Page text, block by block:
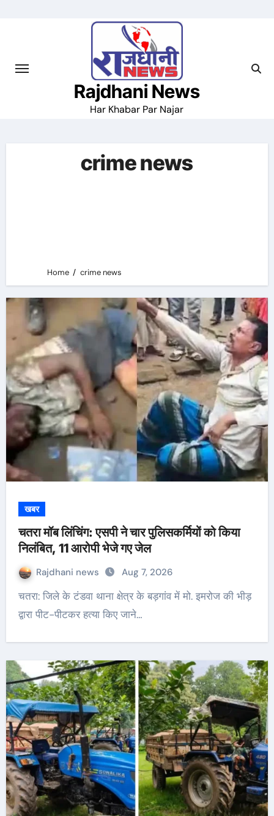
Rajdhani News
Har Khabar Par Najar
crime news
Home crime news
खबर
चतरा मॉब लिंचिंग: एसपी ने चार पुलिसकर्मियों को किया
निलंबित, 11 आरोपी भेजे गए जेल
Rajdhani news Aug 7, 2026
चतरा: जिले के टंडवा थाना क्षेत्र के बड़गांव में मो. इमरोज की भीड़
द्वारा पीट-पीटकर हत्या किए जाने…